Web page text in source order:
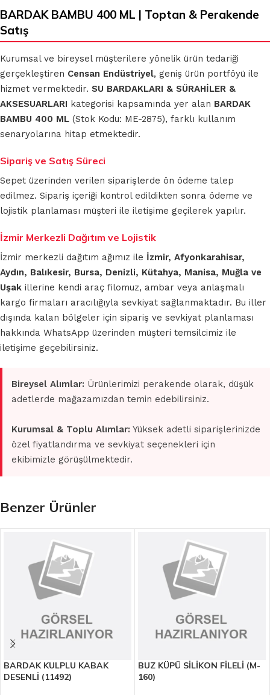
BARDAK BAMBU 400 ML | Toptan & Perakende
Satış
Kurumsal ve bireysel müşterilere yönelik ürün tedariği
gerçekleştiren Censan Endüstriyel, geniş ürün portföyü ile
hizmet vermektedir. SU BARDAKLARI & SÜRAHİLER &
AKSESUARLARI kategorisi kapsamında yer alan BARDAK
BAMBU 400 ML (Stok Kodu: ME-2875), farklı kullanım
senaryolarına hitap etmektedir.
Sipariş ve Satış Süreci
Sepet üzerinden verilen siparişlerde ön ödeme talep
edilmez. Sipariş içeriği kontrol edildikten sonra ödeme ve
lojistik planlaması müşteri ile iletişime geçilerek yapılır.
İzmir Merkezli Dağıtım ve Lojistik
İzmir merkezli dağıtım ağımız ile İzmir, Afyonkarahisar,
Aydın, Balıkesir, Bursa, Denizli, Kütahya, Manisa, Muğla ve
Uşak illerine kendi araç filomuz, ambar veya anlaşmalı
kargo firmaları aracılığıyla sevkiyat sağlanmaktadır. Bu iller
dışında kalan bölgeler için sipariş ve sevkiyat planlaması
hakkında WhatsApp üzerinden müşteri temsilcimiz ile
iletişime geçebilirsiniz.
Bireysel Alımlar: Ürünlerimizi perakende olarak, düşük
adetlerde mağazamızdan temin edebilirsiniz.
Kurumsal & Toplu Alımlar: Yüksek adetli siparişlerinizde
özel fiyatlandırma ve sevkiyat seçenekleri için
ekibimizle görüşülmektedir.
Benzer Ürünler
BARDAK KULPLU KABAK
DESENLİ (11492)
BUZ KÜPÜ SİLİKON FİLELİ (M-
160)